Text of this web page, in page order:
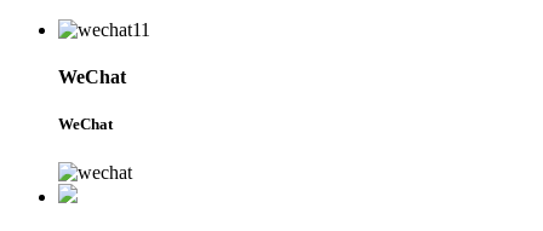
WeChat
WeChat